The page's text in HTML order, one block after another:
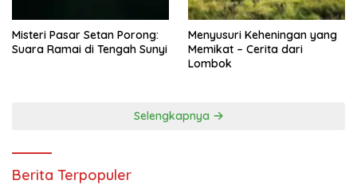
Misteri Pasar Setan Porong:
Suara Ramai di Tengah Sunyi
Menyusuri Keheningan yang
Memikat – Cerita dari
Lombok
Selengkapnya
Berita Terpopuler